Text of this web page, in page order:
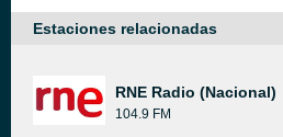
Estaciones relacionadas
RNE Radio (Nacional)
104.9 FM